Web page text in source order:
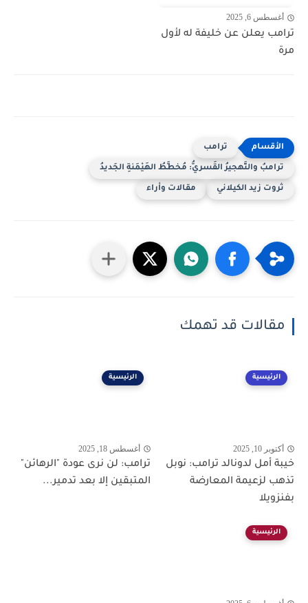
أغسطس 6, 2025
ترامب يعلن عن خليفة له لأول
مرة
ترامب
ترامبُ والتَّهجيرُ القَسريُّ: مُخطَّطُ الهَيْمَنةِ الجَديدُ
ثروت زيد الكيلاني مقالات وأراء
مقالات قد تهمك
الرئيسية
أكتوبر 10, 2025
خيبة أمل لدونالد ترامب: نوبل
تذهب لزعيمة المعارضة
بفنزويلا
الرئيسية
أغسطس 18, 2025
ترامب: لن نرى عودة "الرهائن"
المتبقين إلا بعد تدمير...
الرئيسية